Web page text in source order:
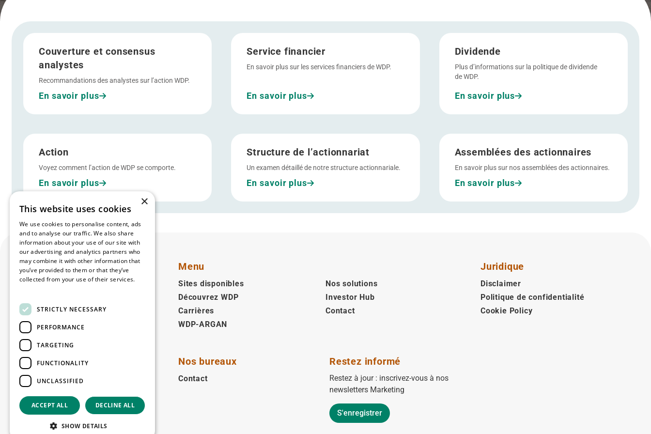
Menu
Couverture et consensus
analystes
Recommandations des analystes sur l’action WDP.
En savoir plus
Allez à Couverture et consensus analystes
Service financier
En savoir plus sur les services financiers de WDP.
En savoir plus
Allez à Service financier
Dividende
Plus d’informations sur la politique de dividende
de WDP.
En savoir plus
Allez à Dividende
Action
Voyez comment l’action de WDP se comporte.
En savoir plus
Allez à Action
Structure de l’actionnariat
Un examen détaillé de notre structure actionnariale.
En savoir plus
Allez à Structure de l'actionnariat
Assemblées des actionnaires
En savoir plus sur nos assemblées des actionnaires.
En savoir plus
Allez à Assemblées des actionnaires
Suivez-nous
Facebook
LinkedIn
YouTubeInstagram
Copyright © 2026
Menu
Sites disponibles
Nos solutions
Découvrez WDP
Investor Hub
Carrières
Contact
WDP-ARGAN
Juridique
Disclaimer
Politique de confidentialité
Cookie Policy
Nos bureaux
Contact
Restez informé
Restez à jour : inscrivez-vous à nos
newsletters Marketing
S'enregistrer
×
This website uses cookies
We use cookies to personalise content, ads
and to analyse our traffic. We also share
information about your use of our site with
our advertising and analytics partners who
may combine it with other information that
you’ve provided to them or that they’ve
collected from your use of their services.
STRICTLY NECESSARY
PERFORMANCE
TARGETING
FUNCTIONALITY
UNCLASSIFIED
ACCEPT ALL DECLINE ALL
SHOW DETAILS